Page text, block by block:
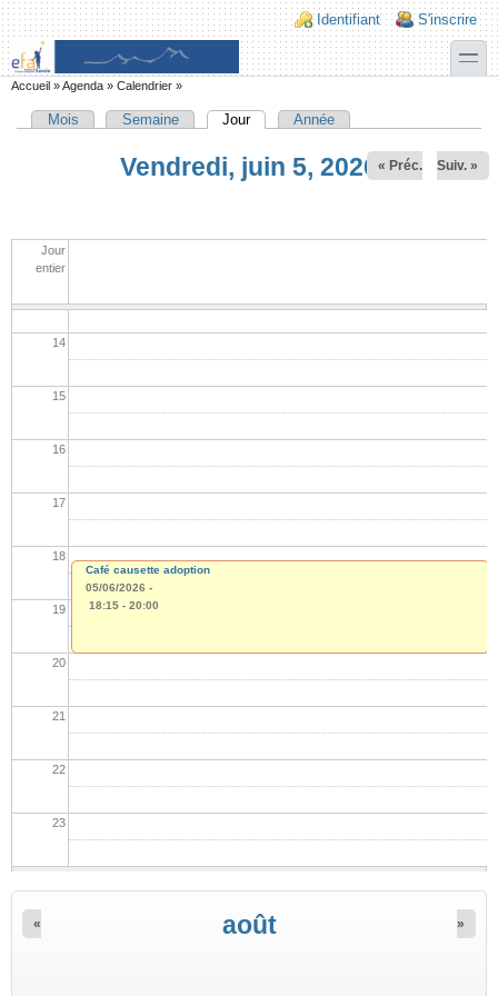
Aller au contenu principal
Skip to search
Login links
Identifiant S'inscrire
toggle
Vous êtes ici
Accueil »Agenda » Calendrier »
Onglets principaux
Mois Semaine Jour(onglet actif)
Année
Vendredi, juin 5, 2026 « Préc. Suiv. »
Jour
entier
08
09
10
14
15
16
17
18
19
20
21
22
23
Café causette adoption
05/06/2026 -
18:15 - 20:00
août
« »